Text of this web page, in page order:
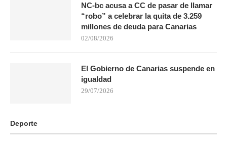
NC-bc acusa a CC de pasar de llamar
“robo” a celebrar la quita de 3.259
millones de deuda para Canarias
02/08/2026
El Gobierno de Canarias suspende en
igualdad
29/07/2026
Deporte